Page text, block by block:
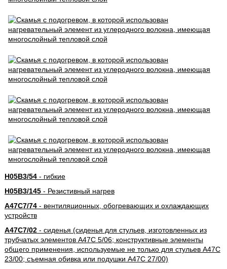
H05B3/54- гибкие
H05B3/145- Резистивный нагрев
A47C7/74- вентиляционных, обогревающих и охлаждающих
устройств
A47C7/02- сиденья (сиденья для стульев, изготовленных из
трубчатых элементов A47C 5/06; конструктивные элементы
общего применения, используемые не только для стульев A47C
23/00; съемная обивка или подушки A47C 27/00)